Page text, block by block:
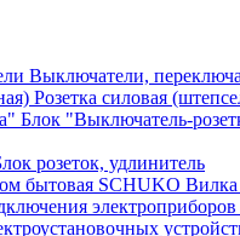
Выключатели,
Розетка силовая
Блок "Выключатель-
розеток, удлинитель